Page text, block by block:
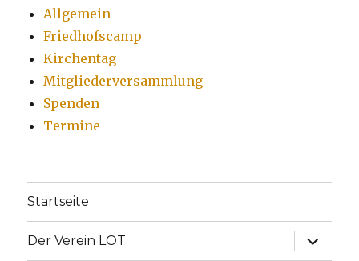
Allgemein
Friedhofscamp
Kirchentag
Mitgliederversammlung
Spenden
Termine
Startseite
Der Verein LOT